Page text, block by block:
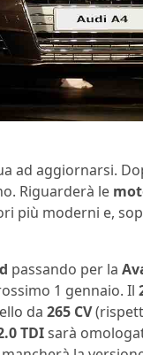
ad aggiornarsi.
Riguarderà le
più moderni e,
passando per la
1 gennaio. Il
da 265 CV
TDIsarà